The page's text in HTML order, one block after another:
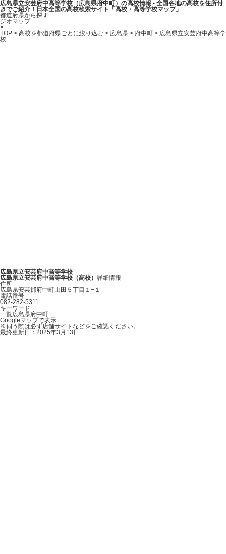
広島県立安芸府中高等学校（広島県府中町）の高校情報 - 全国各地の高校を住所付
きでご紹介！日本全国の高校検索サイト「高校・高等学校マップ」
都道府県から探す
ジオマップ
×
TOP > 高校を都道府県ごとに絞り込む > 広島県 > 府中町 > 広島県立安芸府中高等学
校
広島県立安芸府中高等学校
広島県立安芸府中高等学校（高校） 詳細情報
住所
広島県安芸郡府中町山田５丁目１−１
電話番号
082-282-5311
キーワード
一覧広島県府中町
広島県立安芸府中高等学校
Googleマップで表示
※伺う際は必ず店舗サイトなどをご確認ください。
最終更新日：2025年3月13日